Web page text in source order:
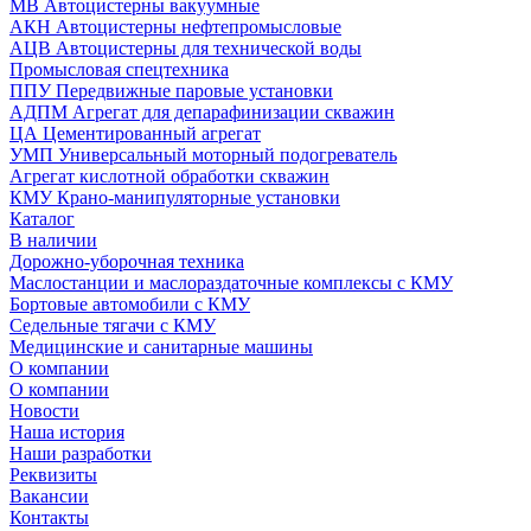
МВ Автоцистерны вакуумные
АКН Автоцистерны нефтепромысловые
АЦВ Автоцистерны для технической воды
Промысловая спецтехника
ППУ Передвижные паровые установки
АДПМ Агрегат для депарафинизации скважин
ЦА Цементированный агрегат
УМП Универсальный моторный подогреватель
Агрегат кислотной обработки скважин
КМУ Крано-манипуляторные установки
Каталог
В наличии
Дорожно-уборочная техника
Маслостанции и маслораздаточные комплексы с КМУ
Бортовые автомобили с КМУ
Седельные тягачи с КМУ
Медицинские и санитарные машины
О компании
О компании
Новости
Наша история
Наши разработки
Реквизиты
Вакансии
Контакты